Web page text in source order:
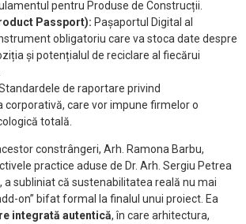
pentru Produse de Construcții.
Passport): Pașaportul Digital al
obligatoriu care va stoca date despre
și potențialul de reciclare al fiecărui
de raportare privind
corporativă, care vor impune firmelor o
totală.
constrângeri, Arh. Ramona Barbu,
practice aduse de Dr. Arh. Sergiu Petrea
a subliniat că sustenabilitatea reală nu mai
on” bifat formal la finalul unui proiect. Ea
integrată autentică, în care arhitectura,